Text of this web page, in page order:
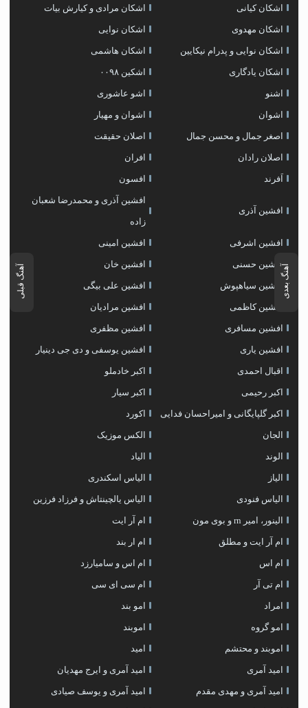
آهنگ بعدی آهنگ قبلی
اشکان کیانی اشکان مرادی و کیارش بیات
اشکان مهدوی اشکان نوایی
اشکان نوایی و پدرام نیکایین اشکان هاشمی
اشکان یادگاری اشکین ۰۰۹۸
اشنو اشو عاشوری
اشوان اشوان و مهیار
اصغر جمال و محسن جمال اصلان حقیقت
اصلان رادان افران
اَفرند افسون
افشین آذری
افشین آذری و محمدرضا شعبان
زاده
افشین اشرفی افشین امینی
افشین حسنی افشین خان
افشین سیاهپوش افشین علی بیگی
افشین کاظمی افشین مرادیان
افشین مسافری افشین مظفری
افشین یاری افشین یوسفی و دی جی دینیار
اقبال احمدی اکبر خادملو
اکبر رحیمی اکبر سیار
اکبر گلپایگانی و امیراحسان فدایی اکورد
الجان الکس موزیک
الوند الیاد
الیاز الیاس اسکندری
الیاس فنودی الیاس یالچینتاش و فرزاد فرزین
الینور، امیر rn و بوی مون ام آر ایت
ام آر ایت و مطلق ام‌ ار بند
ام اس ام اس و سامیارزد
ام تی آر ام سی ای سی
امراد امو بند
امو گروه اموبند
اموبند و محتشم امید
امید آمری امید آمری و ایرج مهدیان
امید آمری و مهدی مقدم امید آمری و یوسف صیادی